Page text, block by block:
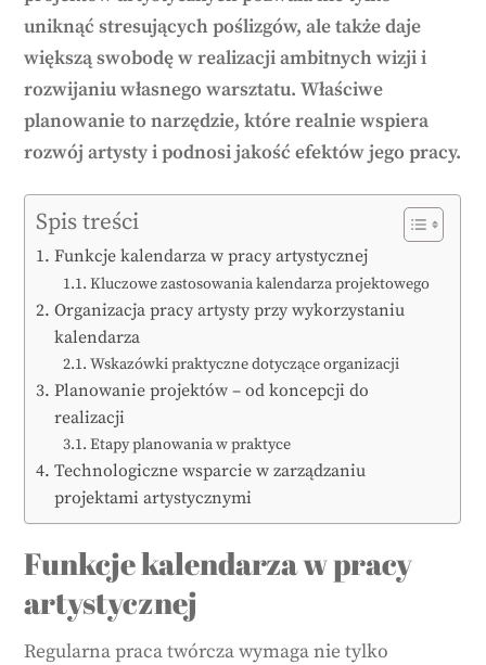
uniknąć stresujących poślizgów, ale także daje
większą swobodę w realizacji ambitnych wizji i
rozwijaniu własnego warsztatu. Właściwe
planowanie to narzędzie, które realnie wspiera
rozwój artysty i podnosi jakość efektów jego pracy.
Spis treści
Funkcje kalendarza w pracy artystycznej
Kluczowe zastosowania kalendarza projektowego
Organizacja pracy artysty przy wykorzystaniu
kalendarza
Wskazówki praktyczne dotyczące organizacji
Planowanie projektów – od koncepcji do
realizacji
Etapy planowania w praktyce
Technologiczne wsparcie w zarządzaniu
projektami artystycznymi
Funkcje kalendarza w pracy
artystycznej
Regularna praca twórcza wymaga nie tylko